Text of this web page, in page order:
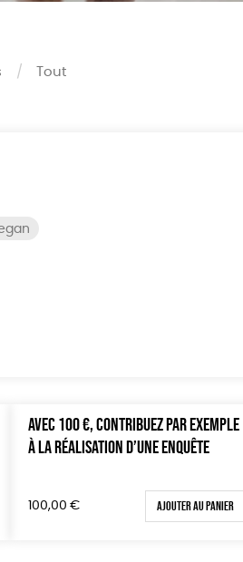
Tout
AVEC 100 €, CONTRIBUEZ PAR EXEMPLE
À LA RÉALISATION D’UNE ENQUÊTE
100,00 € Ajouter au panier